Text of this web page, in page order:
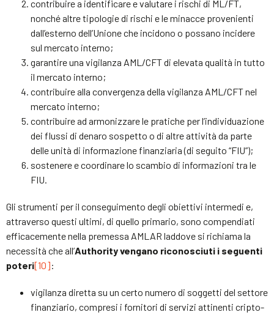
contribuire a identificare e valutare i rischi di ML/FT,
nonché altre tipologie di rischi e le minacce provenienti
dall’esterno dell’Unione che incidono o possano incidere
sul mercato interno;
garantire una vigilanza AML/CFT di elevata qualità in tutto
il mercato interno;
contribuire alla convergenza della vigilanza AML/CFT nel
mercato interno;
contribuire ad armonizzare le pratiche per l’individuazione
dei flussi di denaro sospetto o di altre attività da parte
delle unità di informazione finanziaria (di seguito “FIU”);
sostenere e coordinare lo scambio di informazioni tra le
FIU.
Gli strumenti per il conseguimento degli obiettivi intermedi e,
attraverso questi ultimi, di quello primario, sono compendiati
efficacemente nella premessa AMLAR laddove si richiama la
necessità che all’Authority vengano riconosciuti i seguenti
poteri[10]:
vigilanza diretta su un certo numero di soggetti del settore
finanziario, compresi i fornitori di servizi attinenti cripto-